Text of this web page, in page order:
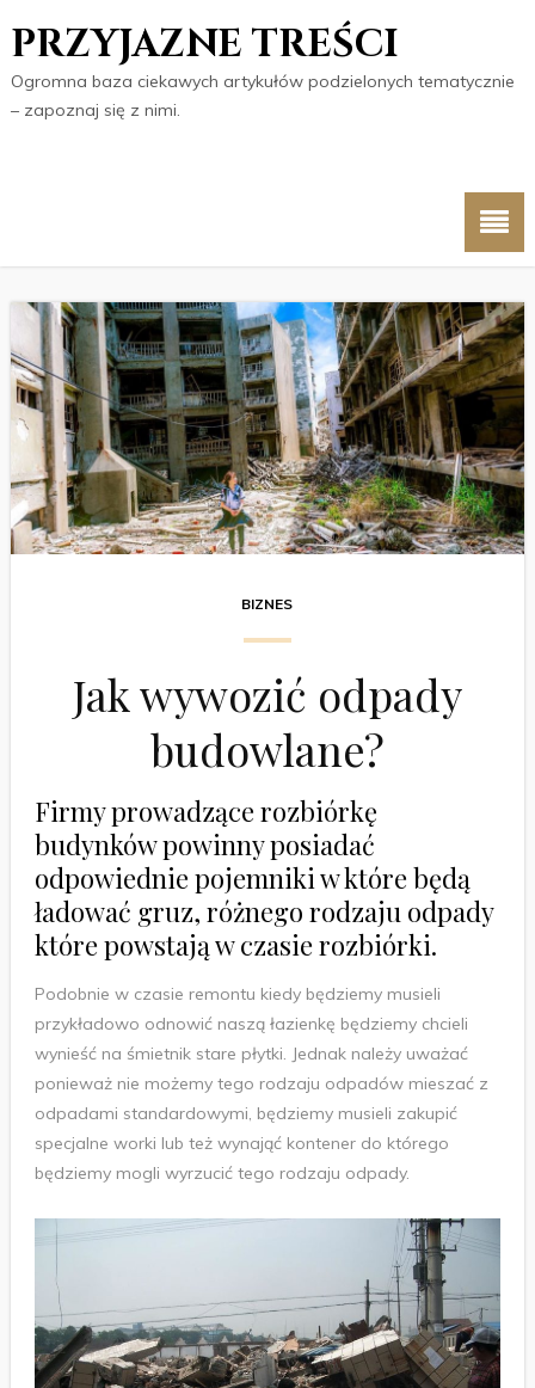
PRZYJAZNE TREŚCI
Ogromna baza ciekawych artykułów podzielonych tematycznie
– zapoznaj się z nimi.
BIZNES
Jak wywozić odpady
budowlane?
Firmy prowadzące rozbiórkę
budynków powinny posiadać
odpowiednie pojemniki w które będą
ładować gruz, różnego rodzaju odpady
które powstają w czasie rozbiórki.
Podobnie w czasie remontu kiedy będziemy musieli
przykładowo odnowić naszą łazienkę będziemy chcieli
wynieść na śmietnik stare płytki. Jednak należy uważać
ponieważ nie możemy tego rodzaju odpadów mieszać z
odpadami standardowymi, będziemy musieli zakupić
specjalne worki lub też wynająć kontener do którego
będziemy mogli wyrzucić tego rodzaju odpady.